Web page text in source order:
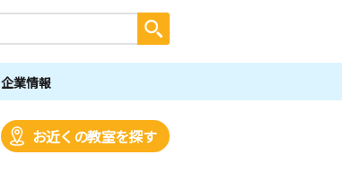
企業情報
お近くの教室を探す